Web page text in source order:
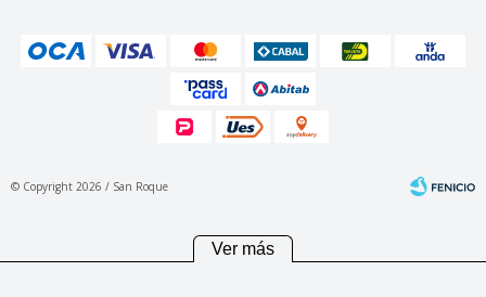
© Copyright 2026 / San Roque
Ver más